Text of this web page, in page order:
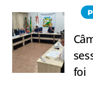
foi